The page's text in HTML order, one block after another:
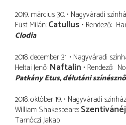
2019. március 30. Nagyváradi
Füst Milán Catullus Rendező
Clodia
2018. december 31. Nagyváradi
Heltai Jenő Naftalin Rendező
Patkány Etus délutáni színésznő
2018. október 19. Nagyváradi színház
William Shakespeare
Tarnóczi Jakab